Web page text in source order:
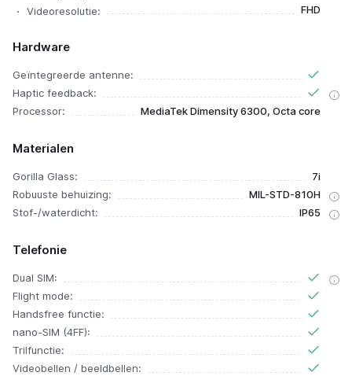
Videoresolutie:
FHD
Hardware
Geïntegreerde antenne:
Haptic feedback:
Processor:
MediaTek Dimensity 6300, Octa core
Materialen
Gorilla Glass:
7i
Robuuste behuizing:
MIL-STD-810H
Stof-/waterdicht:
IP65
Telefonie
Dual SIM:
Flight mode:
Handsfree functie:
nano-SIM (4FF):
Trilfunctie:
Videobellen / beeldbellen: